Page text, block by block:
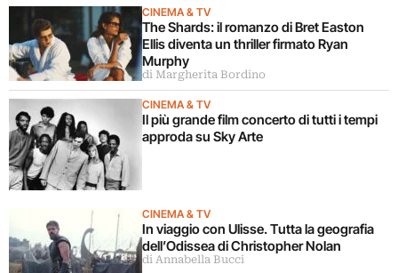
CINEMA & TV
The Shards: il romanzo di Bret Easton
Ellis diventa un thriller firmato Ryan
Murphy
di Margherita Bordino
CINEMA & TV
Il più grande film concerto di tutti i tempi
approda su Sky Arte
CINEMA & TV
In viaggio con Ulisse. Tutta la geografia
dell’Odissea di Christopher Nolan
di Annabella Bucci